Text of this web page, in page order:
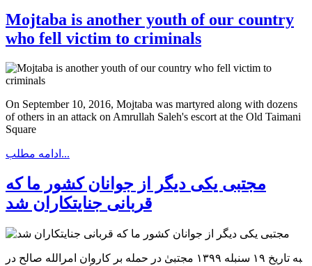
Mojtaba is another youth of our country
who fell victim to criminals
On September 10, 2016, Mojtaba was martyred along with dozens
of others in an attack on Amrullah Saleh's escort at the Old Taimani
Square
ادامه مطلب...
مجتبی یکی دیگر از جوانان کشور ما که
قربانی جنایتکاران شد
‍به تاریخ ۱۹ سنبله ۱۳۹۹ مجتبیٰ در حمله بر کاروان امرالله صالح در